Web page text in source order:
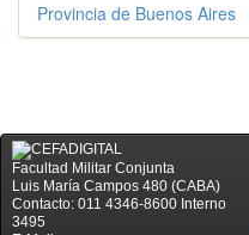
Provincia de Buenos Aires
Facultad Militar Conjunta
Luis María Campos 480 (CABA)
Contacto: 011 4346-8600 Interno
3495